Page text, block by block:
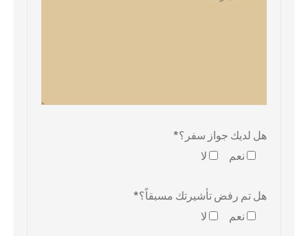
هل لديك جواز سفر؟*
نعم
لا
هل تم رفض تأشيرتك مسبقاً؟*
نعم
لا